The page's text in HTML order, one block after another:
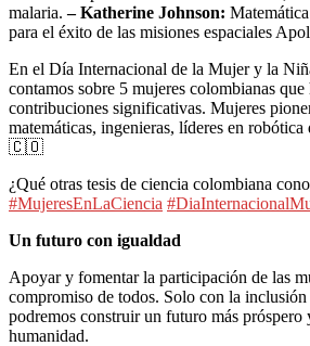
malaria.– Katherine Johnson:
para el éxito de las misiones espaciales
En el Día Internacional de la Mujer y la
contamos sobre 5 mujeres colombianas que
contribuciones significativas. Mujeres
matemáticas, ingenieras, líderes en
🇨🇴
¿Qué otras tesis de ciencia colombiana
#MujeresEnLaCiencia
Un futuro con igualdad
Apoyar y fomentar la participación de las
compromiso de todos. Solo con la
podremos construir un futuro más próspero
humanidad.